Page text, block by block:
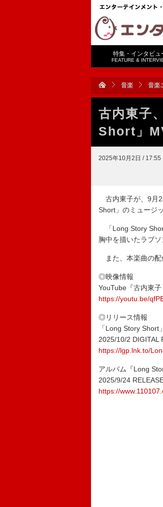
特集・インタビュ
FEATURE &
音楽 音楽
古内東子
Short」
2025年10月2日 / 17:55
古内東子が、9月
Short」のミュージ
「Long Story
胸中を描いたラブ
また、本楽曲の配
◎映像情報
YouTube『古内東
https://youtu.be/
◎リリース情報
「Long Story Short」
2025/10/2 DIGITAL
https://lgp.lnk.to/
アルバム『Long
2025/9/24
https://